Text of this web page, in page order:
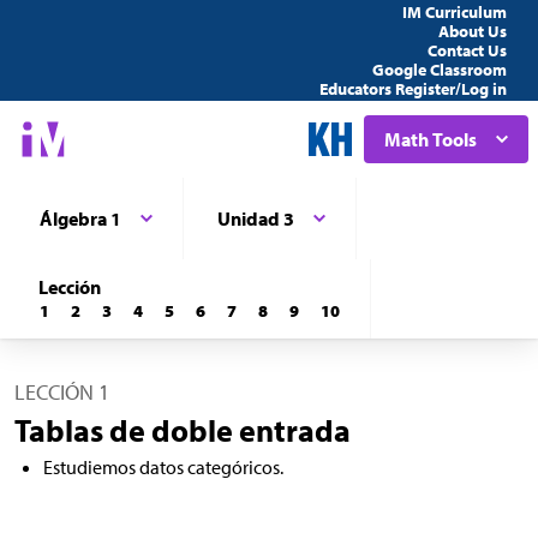
IM Curriculum
About Us
Contact Us
Google Classroom
Educators Register/Log in
Math Tools
Álgebra 1 Unidad 3
Lección
1 2 3 4 5 6 7 8 9 10
LECCIÓN 1
Tablas de doble entrada
Estudiemos datos categóricos.